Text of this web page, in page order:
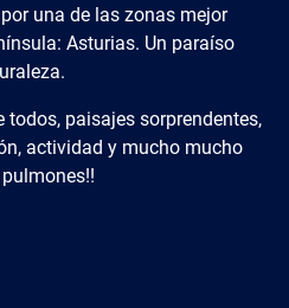
una de las zonas mejor
Asturias. Un paraíso
paisajes sorprendentes,
actividad y mucho mucho